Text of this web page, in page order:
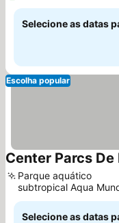
Selecione as datas
Escolha popular
Center Parcs
Parque aquático
subtropical Aqua
Selecione as datas